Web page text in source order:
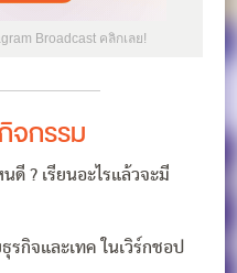
Broadcast คลิกเลย!
จกรรม
ดี ? เรียนอะไรแล้วจะมี
รกิจและเทค ในเวิร์กชอป